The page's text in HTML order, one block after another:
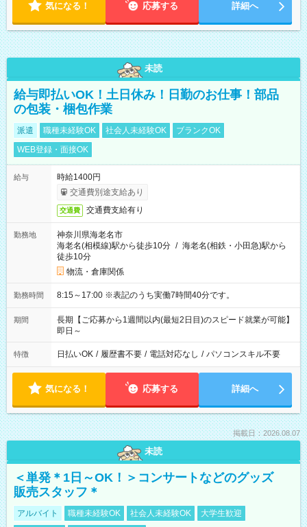
気になる！ 応募する 詳細へ
未読
給与即払いOK！土日休み！日勤のお仕事！部品
の包装・梱包作業
派遣 職種未経験OK 社会人未経験OK
ブランクOK
WEB登録・面接OK
給与
時給1400円
交通費別途支給あり
交通費 交通費支給有り
勤務地
神奈川県海老名市
海老名(相模線)駅から徒歩10分 / 海老名(相鉄・小田急)駅から
徒歩10分
物流・倉庫関係
勤務時間 8:15～17:00 ※表記のうち実働7時間40分です。
期間
長期【ご応募から1週間以内(最短2日目)のスピード就業が可能】
即日～
特徴 日払いOK / 履歴書不要 / 電話対応なし / パソコンスキル不要
気になる！ 応募する 詳細へ
掲載日：2026.08.07
未読
＜単発＊1日～OK！＞コンサートなどのグッズ
販売スタッフ＊
アルバイト 職種未経験OK 社会人未経験OK
大学生歓迎